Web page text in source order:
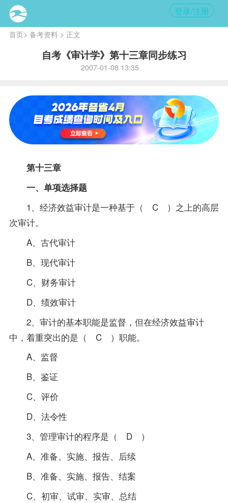
登录/注册
首页> 备考资料> 正文
自考《审计学》第十三章同步练习
2007-01-08 13:35
第十三章
一、单项选择题
1、经济效益审计是一种基于（ C ）之上的高层
次审计。
A、古代审计
B、现代审计
C、财务审计
D、绩效审计
2、审计的基本职能是监督，但在经济效益审计
中，着重突出的是（ C ）职能。
A、监督
B、鉴证
C、评价
D、法令性
3、管理审计的程序是（ D ）
A、准备、实施、报告、后续
B、准备、实施、报告、结案
C、初审、试审、实审、总结